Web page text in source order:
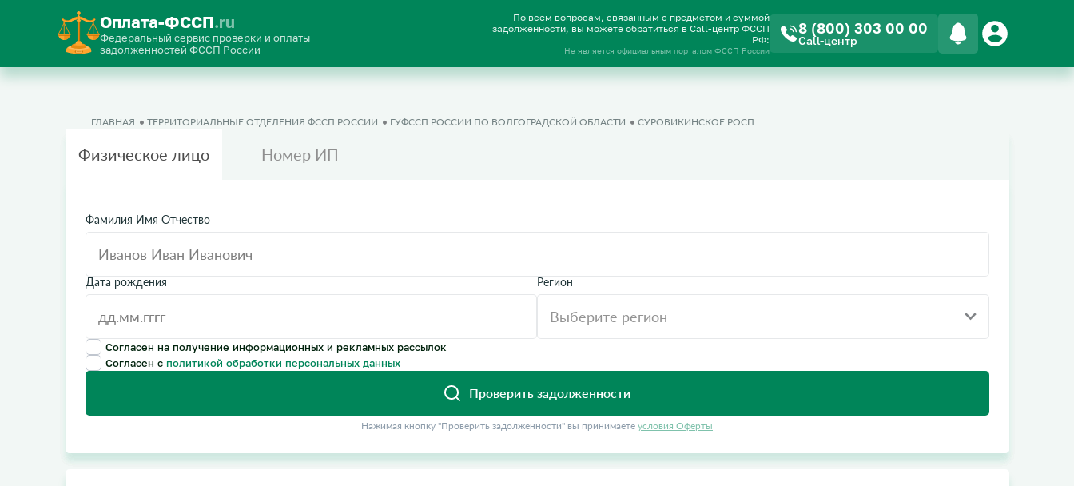
Оплата-ФССП.ru
Федеральный сервис проверки и оплаты
задолженностей ФССП России
По всем вопросам, связанным с предметом и суммой
задолженности, вы можете обратиться в Call-центр ФССП
РФ:
Не является официальным порталом ФССП России
8 (800) 303 00 00
Call-центр
ГЛАВНАЯ ТЕРРИТОРИАЛЬНЫЕ ОТДЕЛЕНИЯ ФССП РОССИИ ГУФССП РОССИИ ПО ВОЛГОГРАДСКОЙ ОБЛАСТИ СУРОВИКИНСКОЕ РОСП
Физическое лицо Номер ИП
Фамилия Имя Отчество
Дата рождения Регион
Согласен на получение информационных и рекламных рассылок
Согласен с политикой обработки персональных данных
Проверить задолженности
Нажимая кнопку "Проверить задолженности" вы принимаете условия Оферты